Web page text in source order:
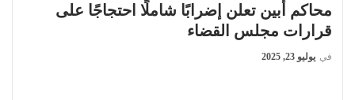
محاكم أبين تعلن إضرابًا شاملًا احتجاجًا على
قرارات مجلس القضاء
في يوليو 23, 2025